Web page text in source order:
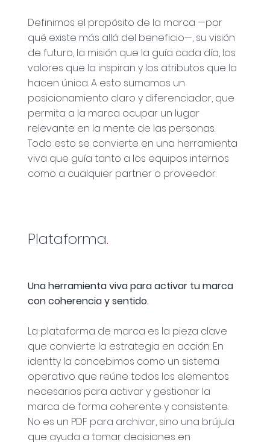
Definimos el propósito de la marca —por
qué existe más allá del beneficio—, su visión
de futuro, la misión que la guía cada día, los
valores que la inspiran y los atributos que la
hacen única. A esto sumamos un
posicionamiento claro y diferenciador, que
permita a la marca ocupar un lugar
relevante en la mente de las personas.
Todo esto se convierte en una herramienta
viva que guía tanto a los equipos internos
como a cualquier partner o proveedor.
Plataforma.
Una herramienta viva para activar tu marca
con coherencia y sentido.
La plataforma de marca es la pieza clave
que convierte la estrategia en acción. En
identty la concebimos como un sistema
operativo que reúne todos los elementos
necesarios para activar y gestionar la
marca de forma coherente y consistente.
No es un PDF para archivar, sino una brújula
que ayuda a tomar decisiones en